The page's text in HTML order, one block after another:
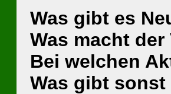
Was gibt es
Was macht der
Bei welchen
Was gibt